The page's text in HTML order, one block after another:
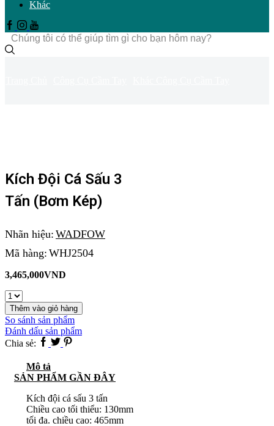
Khác
Facebook
Instagram
Youtube
Trường
tìm
Kích Đội Cá Sấu 3
Tấn (bơm Kép)
Nhãn hiệu: WADFOW
Mã hàng: WHJ2504
3,465,000VND
Kích
đội
cá
sấu
3
tấn
kép)
lượng
Thêm vào giỏ hàng
So sánh sản phẩm
Đánh dấu sản phẩm
Chia sẻ: Facebook
TwitterPinterest
Mô tả
SẢN PHẨM GẦN ĐÂY
Kích đội cá sấu 3 tấn
Chiều cao tối thiểu: 130mm
tối đa. chiều cao: 465mm